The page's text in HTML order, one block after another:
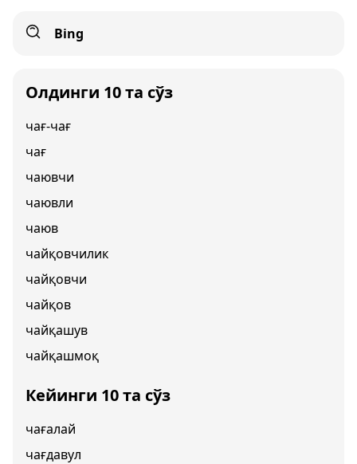
Bing
Олдинги 10 та сўз
чағ-чағ
чағ
чаювчи
чаювли
чаюв
чайқовчилик
чайқовчи
чайқов
чайқашув
чайқашмоқ
Кейинги 10 та сўз
чағалай
чағдавул